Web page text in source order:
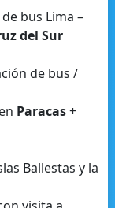
bus Lima –
del Sur
de bus /
Paracas+
Ballestas y la